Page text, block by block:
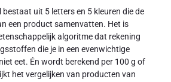
bestaat uit 5 letters en 5 kleuren die de
een product samenvatten. Het is
algoritme dat rekening
die je in een evenwichtige
eet. Én wordt berekend per 100 g of
het vergelijken van producten van